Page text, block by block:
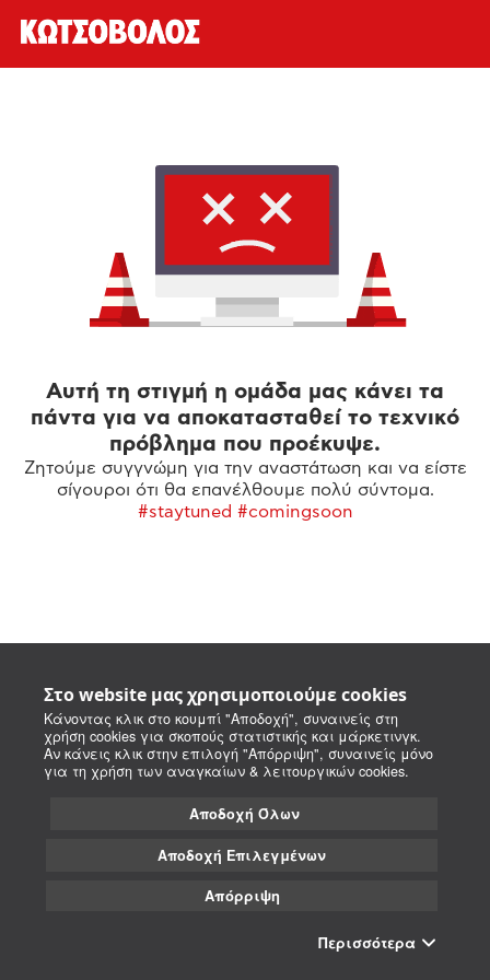
Στο website μας χρησιμοποιούμε cookies
Κάνοντας κλικ στο κουμπί "Αποδοχή", συναινείς στη
χρήση cookies για σκοπούς στατιστικής και μάρκετινγκ.
Αν κάνεις κλικ στην επιλογή "Απόρριψη", συναινείς μόνο
για τη χρήση των αναγκαίων & λειτουργικών cookies.
Αποδοχή Όλων
Αποδοχή Επιλεγμένων
Απόρριψη
Περισσότερα
Αυτή τη στιγμή η ομάδα μας κάνει τα
πάντα για να αποκατασταθεί το τεχνικό
πρόβλημα που προέκυψε.
Ζητούμε συγγνώμη για την αναστάτωση και να είστε
σίγουροι ότι θα επανέλθουμε πολύ σύντομα.
#staytuned #comingsoon